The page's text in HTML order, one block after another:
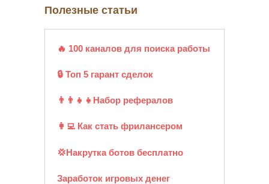
Полезные статьи
🔥 100 каналов для поиска работы
🔒 Топ 5 гарант сделок
👨‍👨‍👧‍👧Набор рефералов
👩‍💻 Как стать фрилансером
💢Накрутка ботов бесплатно
Заработок игровых денег